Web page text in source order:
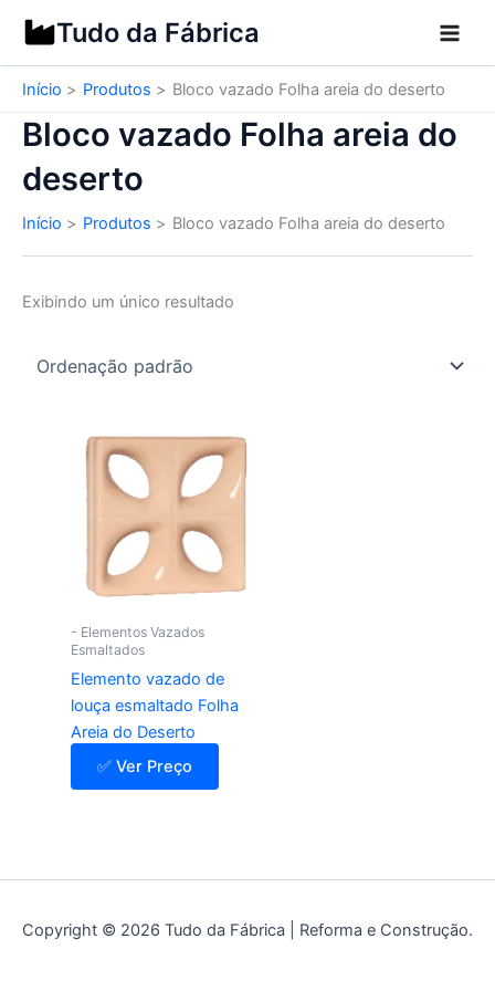
para
o
conteúdo
Tudo da Fábrica
Início Produtos Bloco vazado Folha areia do deserto
Bloco vazado Folha areia do
deserto
Início Produtos Bloco vazado Folha areia do deserto
Exibindo um único resultado
- Elementos Vazados
Esmaltados
Elemento vazado de
louça esmaltado Folha
Areia do Deserto
✅ Ver Preço
Copyright © 2026 Tudo da Fábrica | Reforma e Construção.